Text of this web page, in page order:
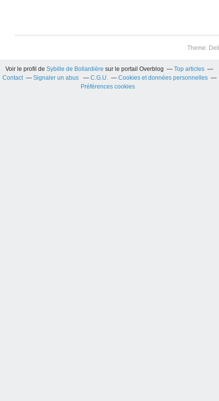
Theme:
Voir le profil deSybille de Bollardière sur le portail Overblog
Top articles
Contact
Signaler un abus C.G.U.
Cookies et données personnelles
Préférences cookies